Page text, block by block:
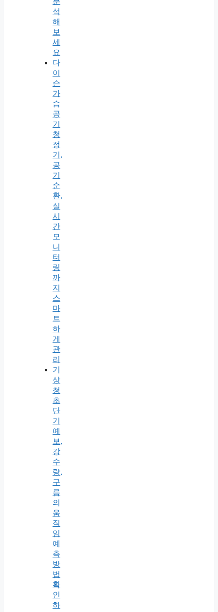
석
해
보
세
요
다
이
슨
가
습
공
기
청
정
기,
공
기
순
환,
실
시
간
모
니
터
링
까
지
스
마
트
하
게
관
리
기
상
청
초
단
기
예
보,
강
수
량,
구
름
의
움
직
임
예
측
방
법
확
인
하